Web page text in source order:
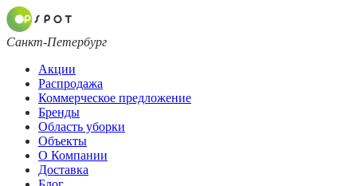
Санкт-Петербург
Акции
Распродажа
Коммерческое предложение
Бренды
Область уборки
Объекты
О Компании
Доставка